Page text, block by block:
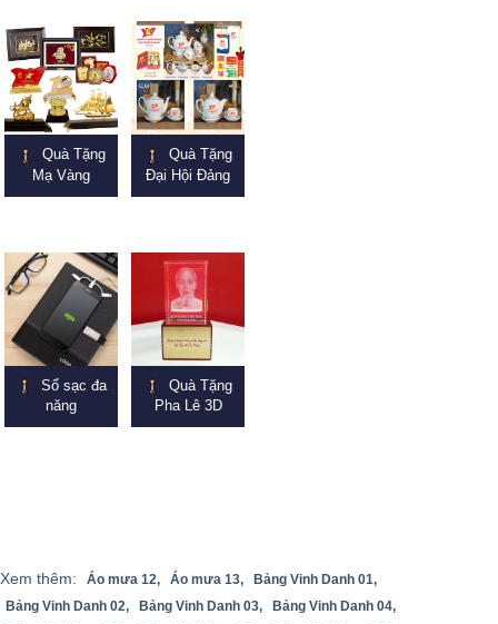
Quà Tặng
Mạ Vàng
Quà Tặng
Đại Hội Đảng
Sổ sạc đa
năng
Quà Tặng
Pha Lê 3D
Xem thêm: Áo mưa 12, Áo mưa 13,
Bảng Vinh Danh 01,
Bảng Vinh Danh 02,
Bảng Vinh Danh 03,
Bảng Vinh Danh 04,